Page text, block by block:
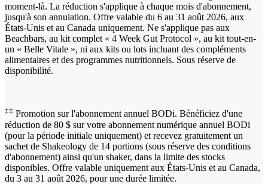
moment-là. La réduction s'applique à chaque mois d'abonnement,
jusqu'à son annulation. Offre valable du 6 au 31 août 2026, aux
États-Unis et au Canada uniquement. Ne s'applique pas aux
Beachbars, au kit complet « 4 Week Gut Protocol », au kit tout-en-
un « Belle Vitale », ni aux kits ou lots incluant des compléments
alimentaires et des programmes nutritionnels. Sous réserve de
disponibilité.
‡‡ Promotion sur l'abonnement annuel BODi. Bénéficiez d'une
réduction de 80 $ sur votre abonnement numérique annuel BODi
(pour la période initiale uniquement) et recevez gratuitement un
sachet de Shakeology de 14 portions (sous réserve des conditions
d'abonnement) ainsi qu'un shaker, dans la limite des stocks
disponibles. Offre valable uniquement aux États-Unis et au Canada,
du 3 au 31 août 2026, pour une durée limitée.